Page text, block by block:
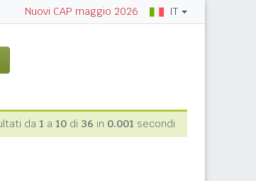
Nuovi CAP maggio 2026 IT
da 1 a 10 di 36 in 0.001 secondi